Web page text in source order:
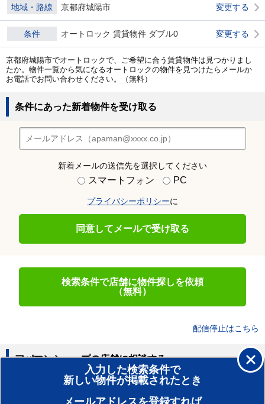
地域・路線 京都府城陽市 変更する
条件 オートロック 賃貸物件 ダブル0 変更する
京都府城陽市でオートロックで、ご希望に合う賃貸物件は見つかりまし
たか。物件一覧から気になるオートロックの物件を見つけたらメールか
お電話でお問い合わせください。（無料）
条件にあった新着物件を受け取る
新着メールの送信先を選択してください
スマートフォン PC
プライバシーポリシーに
同意してメールで受け取る
検索条件で店舗に物件探しを依頼
（無料）
配信停止はこちら
入力した検索条件で
新しい物件が掲載されたとき
メールアドレスを登録すれば
アパマンショップの店舗に相談する
賃貸のプロがお部屋探し！
おまかせ物件リクエスト